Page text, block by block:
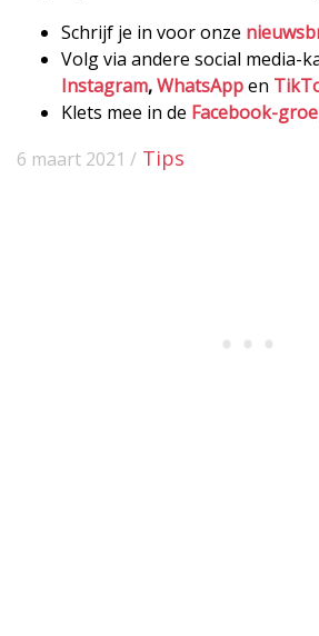
Schrijf je in voor onze
Volg via andere social media-
Instagram,WhatsAppen
Klets mee in de Facebook-
6 maart 2021 / Tips